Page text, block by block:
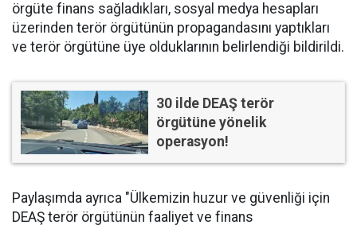
örgüte finans sağladıkları, sosyal medya hesapları
üzerinden terör örgütünün propagandasını yaptıkları
ve terör örgütüne üye olduklarının belirlendiği bildirildi.
30 ilde DEAŞ terör
örgütüne yönelik
operasyon!
Paylaşımda ayrıca "Ülkemizin huzur ve güvenliği için
DEAŞ terör örgütünün faaliyet ve finans